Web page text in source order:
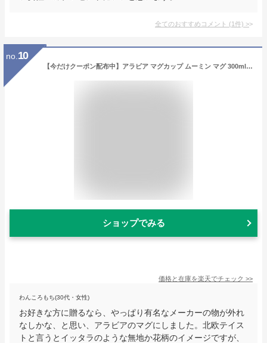
全てのおすすめコメント (1件) >
no. 10
【今だけクーポン配布中】アラビア マグカップ ムーミン マグ 300ml ARABIA MOOMIN MUG 黄金のしっぽ THE GOLDEN TALE 夏 記念モデル ムーミン谷のなかまたち ムーミンバレー キャラクター イラスト 人気 ブランド 【ラッピング対象外】 誕生日 プレゼント ギフト
ショップでみる
価格と在庫を楽天でチェック >>
わんころもち(30代・女性)
お好きな方に贈るなら、やっぱり有名なメーカーの物が外れ
なしかな、と思い、アラビアのマグにしました。北欧テイス
トと言うとイッタラのような無地か花柄のイメージですが、